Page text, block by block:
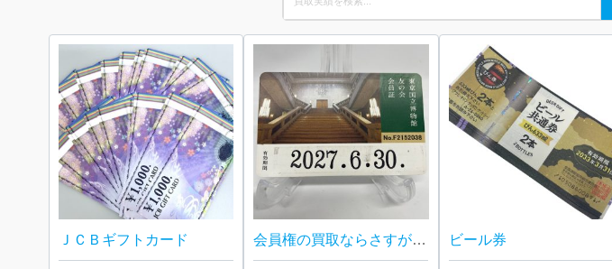
for:
ＪＣＢギフトカード 会員権の買取ならさすがや福生銀座いなげや店！| 福生市南田園| 東京国立博物館 友の会会員証 トーハク パスポート ビール券